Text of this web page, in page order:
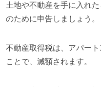
土地や不動産を手に入れ
のために申告しましょう。
不動産取得税は、アパー
ことで、減額されます。